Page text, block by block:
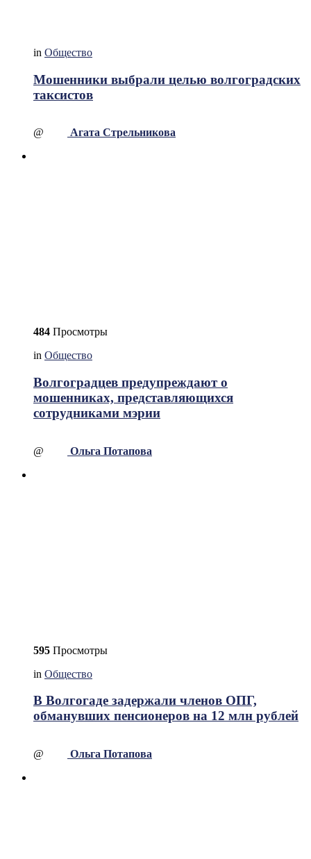
in Общество
Мошенники выбрали целью волгоградских
таксистов
@ Агата Стрельникова
484 Просмотры
in Общество
Волгоградцев предупреждают о
мошенниках, представляющихся
сотрудниками мэрии
@ Ольга Потапова
595 Просмотры
in Общество
В Волгогаде задержали членов ОПГ,
обманувших пенсионеров на 12 млн рублей
@ Ольга Потапова